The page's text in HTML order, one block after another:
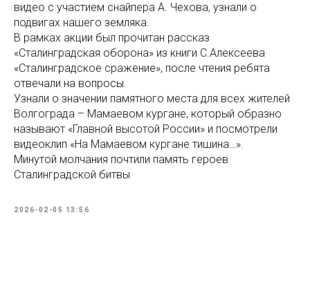
видео с участием снайпера А. Чехова, узнали о
подвигах нашего земляка.
В рамках акции был прочитан рассказ
«Сталинградская оборона» из книги С.Алексеева
«Сталинградское сражение», после чтения ребята
отвечали на вопросы.
Узнали о значении памятного места для всех жителей
Волгограда – Мамаевом кургане, который образно
называют «Главной высотой России» и посмотрели
видеоклип «На Мамаевом кургане тишина…».
Минутой молчания почтили память героев
Сталинградской битвы
2026-02-05 13:56